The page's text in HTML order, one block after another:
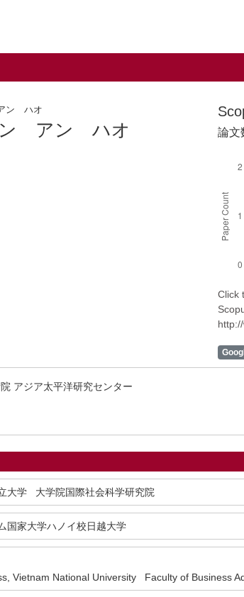
ン ハオ
ン アン ハオ 論文
Click
アジア太平洋研究センター
大学 大学院国際社会科学研究院
国家大学ハノイ校日越大学
Vietnam National University Faculty of Business